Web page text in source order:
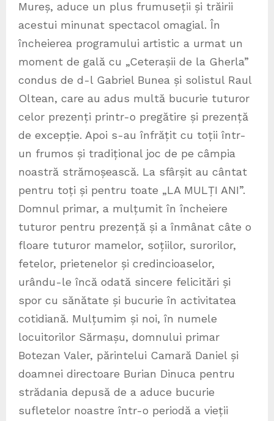
Mureș, aduce un plus frumuseții și trăirii
acestui minunat spectacol omagial. În
încheierea programului artistic a urmat un
moment de gală cu „Ceterașii de la Gherla”
condus de d-l Gabriel Bunea și solistul Raul
Oltean, care au adus multă bucurie tuturor
celor prezenți printr-o pregătire și prezență
de excepție. Apoi s-au înfrățit cu toții într-
un frumos și tradițional joc de pe câmpia
noastră strămoșească. La sfârșit au cântat
pentru toți și pentru toate „LA MULȚI ANI”.
Domnul primar, a mulțumit în încheiere
tuturor pentru prezență și a înmânat câte o
floare tuturor mamelor, soțiilor, surorilor,
fetelor, prietenelor și credincioaselor,
urându-le încă odată sincere felicitări și
spor cu sănătate și bucurie în activitatea
cotidiană. Mulțumim și noi, în numele
locuitorilor Sărmașu, domnului primar
Botezan Valer, părintelui Camară Daniel și
doamnei directoare Burian Dinuca pentru
strădania depusă de a aduce bucurie
sufletelor noastre într-o periodă a vieții